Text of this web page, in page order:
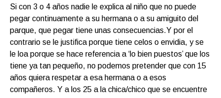
Si con 3 o 4 años nadie le explica al niño que no puede
pegar continuamente a su hermana o a su amiguito del
parque, que pegar tiene unas consecuencias.Y por el
contrario se le justifica porque tiene celos o envidia, y se
le loa porque se hace referencia a ‘lo bien puestos’ que los
tiene ya tan pequeño, no podemos pretender que con 15
años quiera respetar a esa hermana o a esos
compañeros. Y a los 25 a la chica/chico que se encuentre